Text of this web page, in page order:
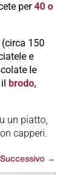
per40 o
150
e
le
brodo,
un piatto,
capperi.
Successivo →